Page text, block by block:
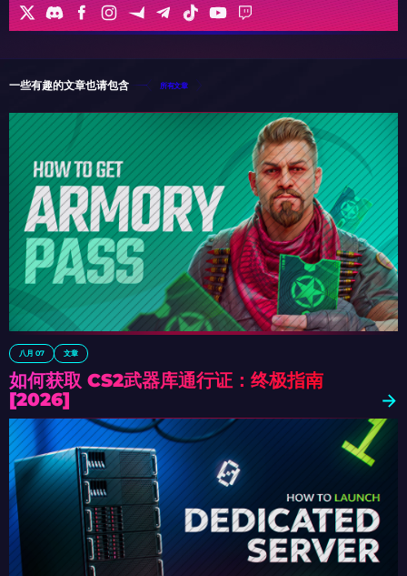
一些有趣的文章也请包含 所有文章
八月 07 文章
如何获取 CS2武器库通行证：终极指南
[2026]